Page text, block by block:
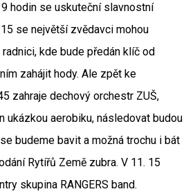
hodin se uskuteční slavnostní
se největší zvědavci mohou
kde bude předán klíč od
zahájit hody. Ale zpět ke
zahraje dechový orchestr ZUŠ,
ukázkou aerobiku, následovat budou
budeme bavit a možná trochu i bát
Rytířů Země zubra. V 11. 15
skupina RANGERS band.